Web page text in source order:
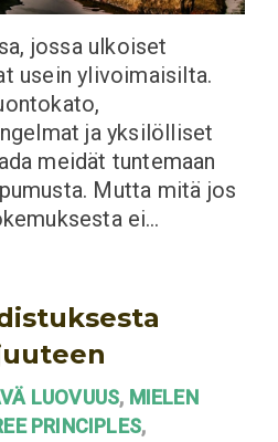
jossa ulkoiset
usein ylivoimaisilta.
ja yksilölliset
meidät tuntemaan
Mutta mitä jos
ei…
LUOVUUS, MIELEN
PRINCIPLES,